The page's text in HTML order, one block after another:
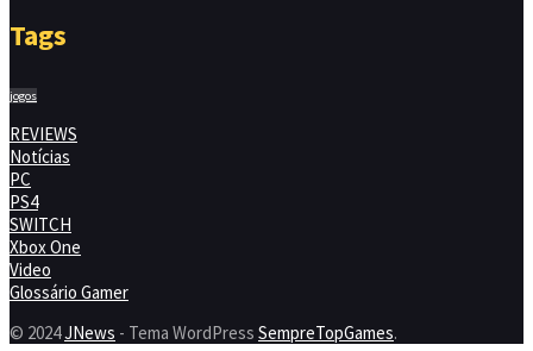
Tags
jogos
REVIEWS
Notícias
PC
PS4
SWITCH
Xbox One
Video
Glossário Gamer
© 2024JNews - Tema WordPress SempreTopGames.